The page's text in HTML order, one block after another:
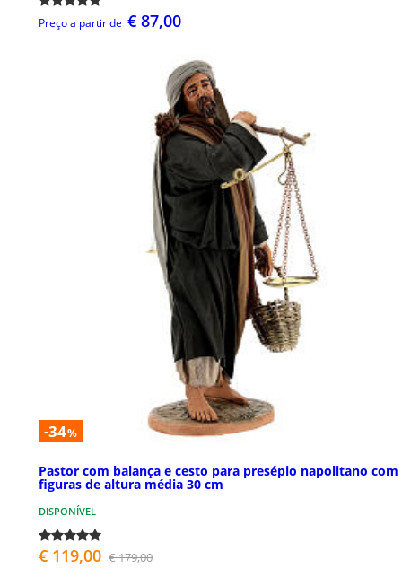
Preço a partir de € 87,00
-34%
Pastor com balança e cesto para presépio napolitano com
figuras de altura média 30 cm
DISPONÍVEL
€ 119,00 € 179,00